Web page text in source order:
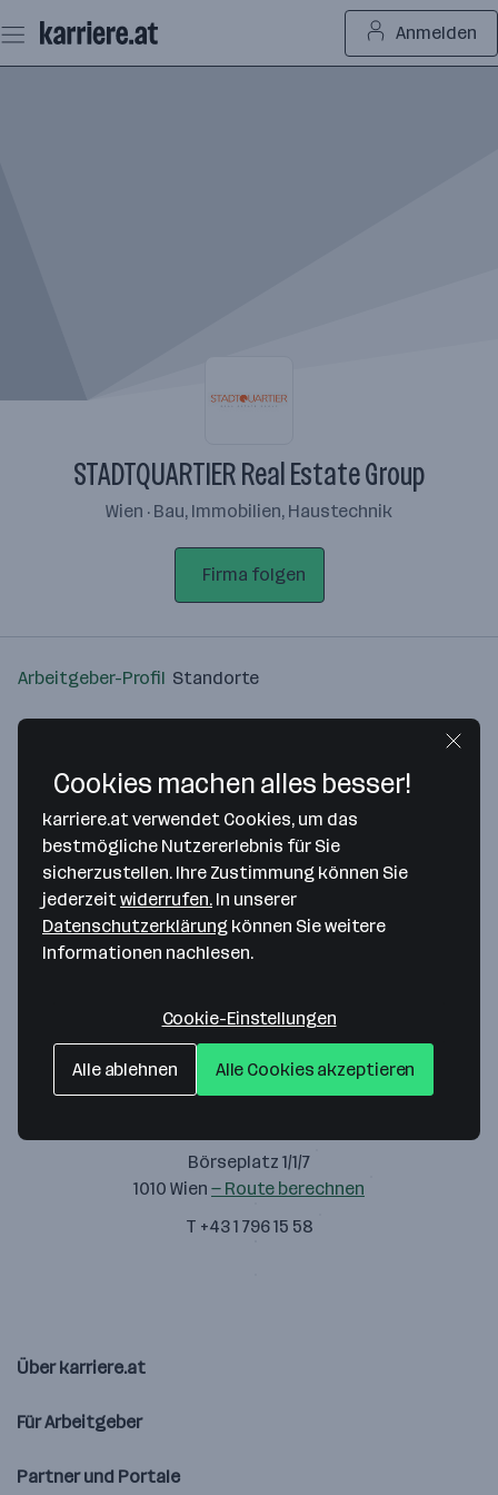
Seiteninhalt
springen
Anmelden
STADTQUARTIER Real Estate Group
Wien · Bau, Immobilien, Haustechnik
Firma folgen
Arbeitgeber-Profil Standorte
Standort
Bitte stimme unseren Cookie-
Richtlinien zu, um diese Karte
anzuzeigen.
Zustimmung geben
Börseplatz 1/1/7
1010 Wien — Route berechnen
T +43 1 796 15 58
Über karriere.at
Für Arbeitgeber
Partner und Portale
Cookies machen alles besser!
karriere.at verwendet Cookies, um das
bestmögliche Nutzererlebnis für Sie
sicherzustellen. Ihre Zustimmung können Sie
jederzeitwiderrufen. In unserer
Datenschutzerklärung können Sie weitere
Informationen nachlesen.
Cookie-Einstellungen
Alle ablehnen Alle Cookies akzeptieren